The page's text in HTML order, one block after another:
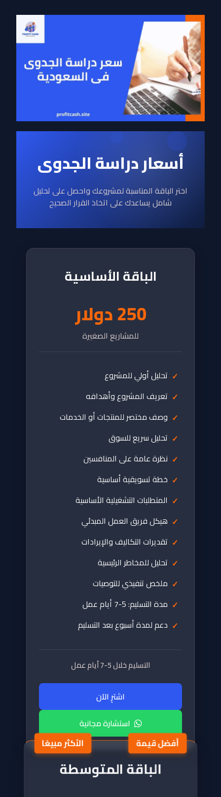
أسعار دراسة الجدوى
اختر الباقة المناسبة لمشروعك واحصل على تحليل
شامل يساعدك على اتخاذ القرار الصحيح
الباقة الأساسية
250 دولار
للمشاريع الصغيرة
تحليل أولي للمشروع
تعريف المشروع وأهدافه
وصف مختصر للمنتجات أو الخدمات
تحليل سريع للسوق
نظرة عامة على المنافسين
خطة تسويقية أساسية
المتطلبات التشغيلية الأساسية
هيكل فريق العمل المبدئي
تقديرات التكاليف والإيرادات
تحليل للمخاطر الرئيسية
ملخص تنفيذي للتوصيات
مدة التسليم: 5-7 أيام عمل
دعم لمدة أسبوع بعد التسليم
التسليم خلال 5-7 أيام عمل
اشترِ الآن
استشارة مجانية
أفضل قيمة
الباقة المتوسطة